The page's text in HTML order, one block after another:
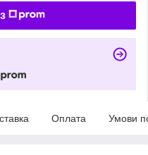
Оплата Умови